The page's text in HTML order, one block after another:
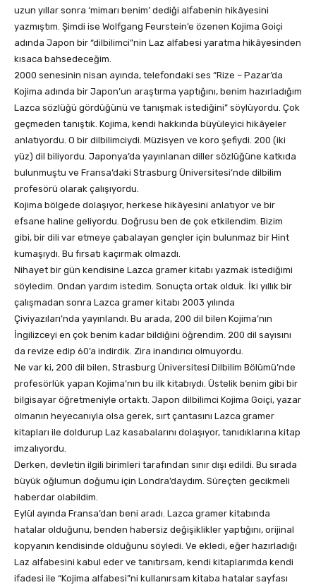
uzun yıllar sonra ‘mimarı benim’ dediği alfabenin hikâyesini
yazmıştım. Şimdi ise Wolfgang Feurstein’e özenen Kojima Goiçi
adında Japon bir “dilbilimci”nin Laz alfabesi yaratma hikâyesinden
kısaca bahsedeceğim.
2000 senesinin nisan ayında, telefondaki ses “Rize – Pazar’da
Kojima adında bir Japon’un araştırma yaptığını, benim hazırladığım
Lazca sözlüğü gördüğünü ve tanışmak istediğini” söylüyordu. Çok
geçmeden tanıştık. Kojima, kendi hakkında büyüleyici hikâyeler
anlatıyordu. O bir dilbilimciydi. Müzisyen ve koro şefiydi. 200 (iki
yüz) dil biliyordu. Japonya’da yayınlanan diller sözlüğüne katkıda
bulunmuştu ve Fransa’daki Strasburg Üniversitesi’nde dilbilim
profesörü olarak çalışıyordu.
Kojima bölgede dolaşıyor, herkese hikâyesini anlatıyor ve bir
efsane haline geliyordu. Doğrusu ben de çok etkilendim. Bizim
gibi, bir dili var etmeye çabalayan gençler için bulunmaz bir Hint
kumaşıydı. Bu fırsatı kaçırmak olmazdı.
Nihayet bir gün kendisine Lazca gramer kitabı yazmak istediğimi
söyledim. Ondan yardım istedim. Sonuçta ortak olduk. İki yıllık bir
çalışmadan sonra Lazca gramer kitabı 2003 yılında
Çiviyazıları’nda yayınlandı. Bu arada, 200 dil bilen Kojima’nın
İngilizceyi en çok benim kadar bildiğini öğrendim. 200 dil sayısını
da revize edip 60’a indirdik. Zira inandırıcı olmuyordu.
Ne var ki, 200 dil bilen, Strasburg Üniversitesi Dilbilim Bölümü’nde
profesörlük yapan Kojima’nın bu ilk kitabıydı. Üstelik benim gibi bir
bilgisayar öğretmeniyle ortaktı. Japon dilbilimci Kojima Goiçi, yazar
olmanın heyecanıyla olsa gerek, sırt çantasını Lazca gramer
kitapları ile doldurup Laz kasabalarını dolaşıyor, tanıdıklarına kitap
imzalıyordu.
Derken, devletin ilgili birimleri tarafından sınır dışı edildi. Bu sırada
büyük oğlumun doğumu için Londra’daydım. Süreçten gecikmeli
haberdar olabildim.
Eylül ayında Fransa’dan beni aradı. Lazca gramer kitabında
hatalar olduğunu, benden habersiz değişiklikler yaptığını, orijinal
kopyanın kendisinde olduğunu söyledi. Ve ekledi, eğer hazırladığı
Laz alfabesini kabul eder ve tanıtırsam, kendi kitaplarımda kendi
ifadesi ile “Kojima alfabesi”ni kullanırsam kitaba hatalar sayfası